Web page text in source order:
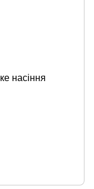
насіння